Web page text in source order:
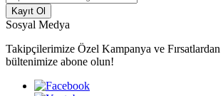
Kayıt Ol
Sosyal Medya
Takipçilerimize Özel Kampanya ve
bültenimize abone olun!